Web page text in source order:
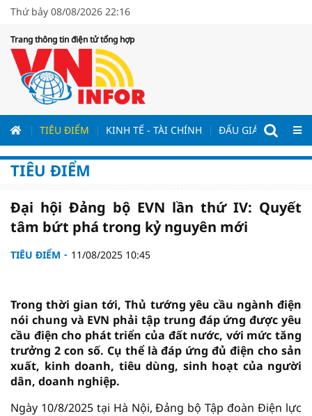
Thứ bảy 08/08/2026 22:16
Trang thông tin điện tử tổng hợp
TIÊU ĐIỂM KINH TẾ - TÀI CHÍNH ĐẤU GIÁ - ĐẤU
TIÊU ĐIỂM
Đại hội Đảng bộ EVN lần thứ IV: Quyết
tâm bứt phá trong kỷ nguyên mới
TIÊU ĐIỂM 11/08/2025 10:45
Trong thời gian tới, Thủ tướng yêu cầu ngành điện
nói chung và EVN phải tập trung đáp ứng được yêu
cầu điện cho phát triển của đất nước, với mức tăng
trưởng 2 con số. Cụ thể là đáp ứng đủ điện cho sản
xuất, kinh doanh, tiêu dùng, sinh hoạt của người
dân, doanh nghiệp.
Ngày 10/8/2025 tại Hà Nội, Đảng bộ Tập đoàn Điện lực